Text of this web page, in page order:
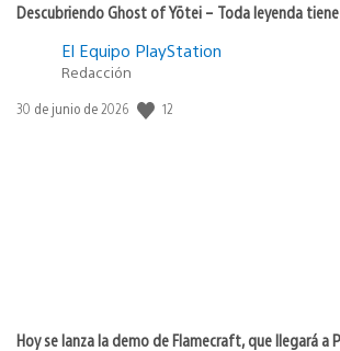
Descubriendo Ghost of Yōtei – Toda leyenda
El Equipo PlayStation
Redacción
Fecha
30 de junio de 2026 12
Hoy se lanza la demo de Flamecraft, que llegará a